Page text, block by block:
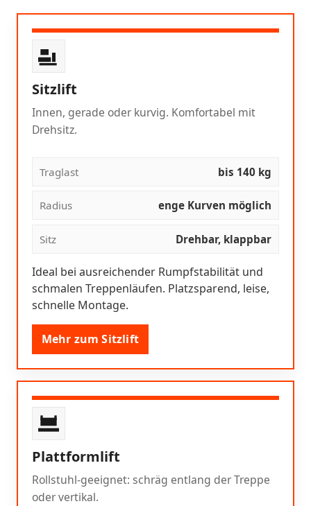
Sitzlift
Innen, gerade oder kurvig. Komfortabel mit
Drehsitz.
Traglast bis 140 kg
Radius enge Kurven möglich
Sitz Drehbar, klappbar
Ideal bei ausreichender Rumpfstabilität und
schmalen Treppenläufen. Platzsparend, leise,
schnelle Montage.
Mehr zum Sitzlift
Plattformlift
Rollstuhl-geeignet: schräg entlang der Treppe
oder vertikal.